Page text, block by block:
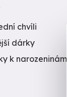
chvíli
dárky
k narozeninám